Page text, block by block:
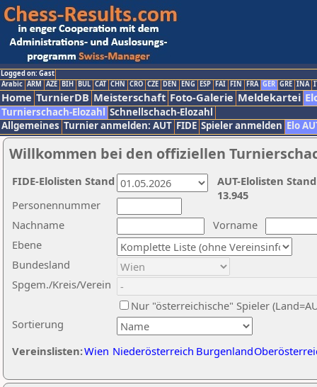
Logged on: Gast
Arabic ARM AZE BIH BUL CAT CHN CRO CZE DEN ENG ESP FAI FIN FRA GER GRE INA
Home TurnierDB Meisterschaft Foto-Galerie Meldekartei
Turnierschach-Elozahl Schnellschach-Elozahl
Allgemeines Turnier anmelden: AUT FIDE Spieler anmelden Elo
Willkommen bei den offiziellen
Nachname
Vorname
Ebene
Sortierung
Personennummer
Bundesland
Spgem./Kreis/Verein
Nur "österreichische" Spieler
Vereinslisten:Wien Niederösterreich Burgenland
AUT-Elolisten
13.945
FIDE-Elolisten Stand